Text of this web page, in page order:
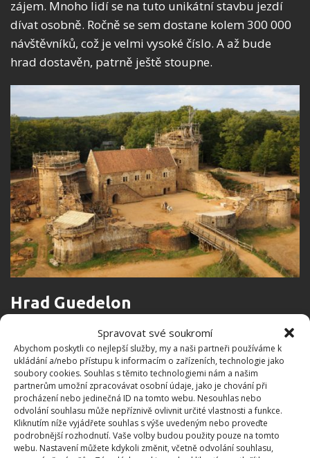
Spravovat své soukromí
Abychom poskytli co nejlepší služby, my a naši partneři používáme k
ukládání a/nebo přístupu k informacím o zařízeních, technologie jako
soubory cookies. Souhlas s těmito technologiemi nám a našim
partnerům umožní zpracovávat osobní údaje, jako je chování při
procházení nebo jedinečná ID na tomto webu. Nesouhlas nebo
odvolání souhlasu může nepříznivě ovlivnit určité vlastnosti a funkce.
Kliknutím níže vyjádřete souhlas s výše uvedeným nebo proveďte
podrobnější rozhodnutí. Vaše volby budou použity pouze na tomto
webu. Nastavení můžete kdykoli změnit, včetně odvolání souhlasu,
zájem. Mnoho lidí se na tuto unikátní stavbu jezdí
dívat osobně. Ročně se sem dostane kolem 300 000
návštěvníků, což je velmi vysoké číslo. A až bude
hrad dostavěn, patrně ještě stoupne.
Hrad Guedelon
Stejně jako historický, i tento používá stejné
označení. A to Guedelon. Podle dochovaných
záznamů se ten původní začal stavět v roce 1228 a
tempo postupovalo přibližně stejně, jako je tomu i
v dnešní době. Během jednotlivých prací si
dobrovolníci uvědomili nejenom to, že stavět hrad
není nic snadného, ale i to, že museli v průběhu